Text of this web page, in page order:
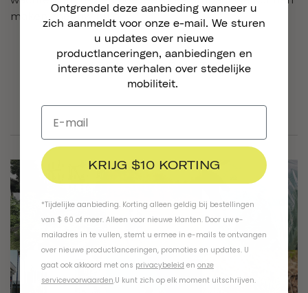
maken, met uw hulp!
MEER INFORMATIE
Ontgrendel deze aanbieding wanneer u
zich aanmeldt voor onze e-mail. We sturen
u updates over nieuwe
productlanceringen, aanbiedingen en
interessante verhalen over stedelijke
mobiliteit.
KRIJG $10 KORTING
*Tijdelijke aanbieding. Korting alleen geldig bij bestellingen
van $ 60 of meer. Alleen voor nieuwe klanten. Door uw e-
mailadres in te vullen, stemt u ermee in e-mails te ontvangen
over nieuwe productlanceringen, promoties en updates. U
gaat ook akkoord met ons privacybeleid en onze
servicevoorwaarden.U kunt zich op elk moment uitschrijven.